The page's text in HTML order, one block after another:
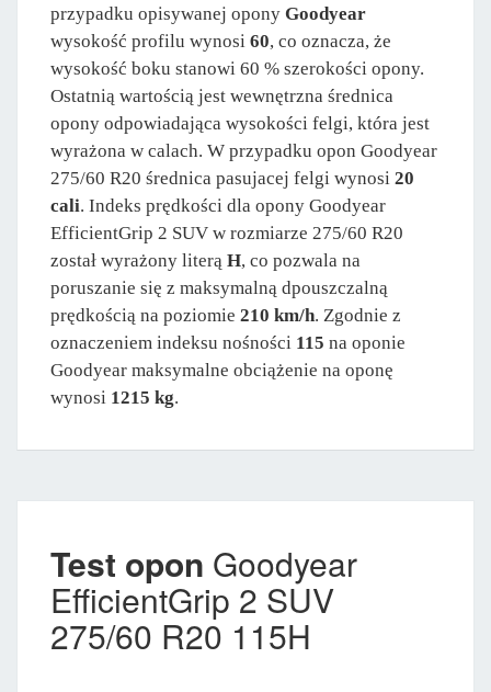
przypadku opisywanej opony Goodyear
wysokość profilu wynosi 60, co oznacza, że
wysokość boku stanowi 60 % szerokości opony.
Ostatnią wartością jest wewnętrzna średnica
opony odpowiadająca wysokości felgi, która jest
wyrażona w calach. W przypadku opon Goodyear
275/60 R20 średnica pasujacej felgi wynosi 20
cali. Indeks prędkości dla opony Goodyear
EfficientGrip 2 SUV w rozmiarze 275/60 R20
został wyrażony literą H, co pozwala na
poruszanie się z maksymalną dpouszczalną
prędkością na poziomie 210 km/h. Zgodnie z
oznaczeniem indeksu nośności 115 na oponie
Goodyear maksymalne obciążenie na oponę
wynosi 1215 kg.
Test opon Goodyear
EfficientGrip 2 SUV
275/60 R20 115H